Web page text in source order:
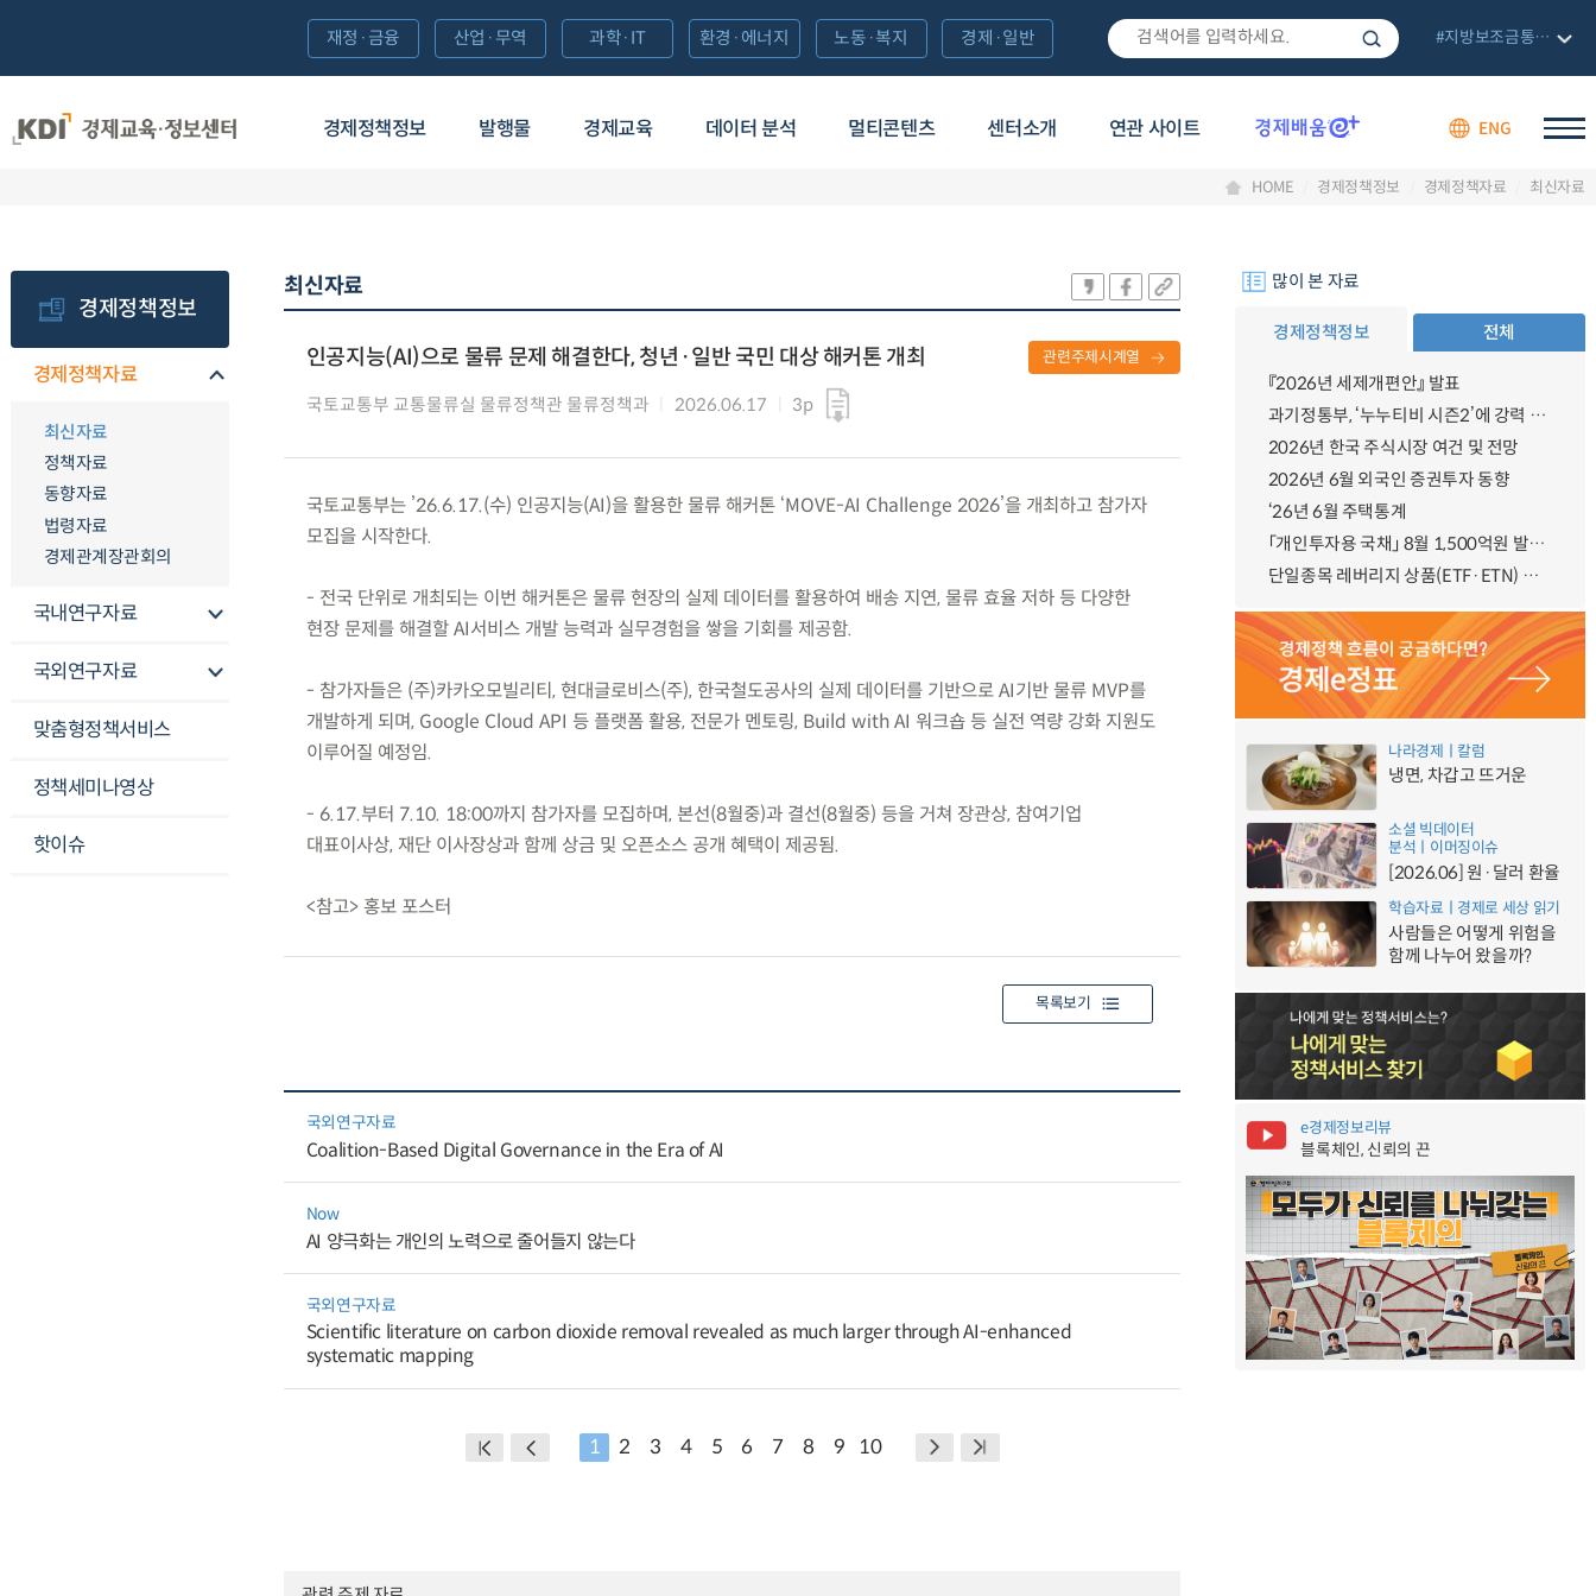
경제정책정보 발행물 경제교육 데이터 분석 멀티콘텐츠 센터소개 연관 사이트 ENG
재정·금융 산업·무역 과학·IT 환경·에너지 노동·복지 경제·일반 #지방보조금통합관리망
HOME 경제정책정보 경제정책자료 최신자료
경제정책정보
경제정책자료
최신자료
정책자료
동향자료
법령자료
경제관계장관회의
국내연구자료
국외연구자료
맞춤형정책서비스
정책세미나영상
핫이슈
최신자료
인공지능(AI)으로 물류 문제 해결한다, 청년·일반 국민 대상 해커톤 개최
국토교통부 교통물류실 물류정책관 물류정책과 2026.06.17 3p
관련주제시계열
국토교통부는 ’26.6.17.(수) 인공지능(AI)을 활용한 물류 해커톤 ‘MOVE-AI Challenge 2026’을 개최하고 참가자
모집을 시작한다.
- 전국 단위로 개최되는 이번 해커톤은 물류 현장의 실제 데이터를 활용하여 배송 지연, 물류 효율 저하 등 다양한
현장 문제를 해결할 AI서비스 개발 능력과 실무경험을 쌓을 기회를 제공함.
- 참가자들은 (주)카카오모빌리티, 현대글로비스(주), 한국철도공사의 실제 데이터를 기반으로 AI기반 물류 MVP를
개발하게 되며, Google Cloud API 등 플랫폼 활용, 전문가 멘토링, Build with AI 워크숍 등 실전 역량 강화 지원도
이루어질 예정임.
- 6.17.부터 7.10. 18:00까지 참가자를 모집하며, 본선(8월중)과 결선(8월중) 등을 거쳐 장관상, 참여기업
대표이사상, 재단 이사장상과 함께 상금 및 오픈소스 공개 혜택이 제공됨.
<참고> 홍보 포스터
목록보기
국외연구자료
Coalition-Based Digital Governance in the Era of AI
Now
AI 양극화는 개인의 노력으로 줄어들지 않는다
국외연구자료
Scientific literature on carbon dioxide removal revealed as much larger through AI-enhanced
systematic mapping
1 2 3 4 5 6 7 8 9 10
많이 본 자료
경제정책정보 전체
『2026년 세제개편안』 발표
과기정통부, ‘누누티비 시즌2’에 강력 대응 의지 밝혀
2026년 한국 주식시장 여건 및 전망
2026년 6월 외국인 증권투자 동향
‘26년 6월 주택통계
「개인투자용 국채」 8월 1,500억원 발행 예정
단일종목 레버리지 상품(ETF·ETN) 기본예탁금 강화 조기시행 방안 안내
나라경제ㅣ칼럼
냉면, 차갑고 뜨거운
소셜 빅데이터
분석ㅣ이머징이슈
[2026.06] 원·달러 환율
학습자료ㅣ경제로 세상 읽기
사람들은 어떻게 위험을
함께 나누어 왔을까?
e경제정보리뷰
블록체인, 신뢰의 끈